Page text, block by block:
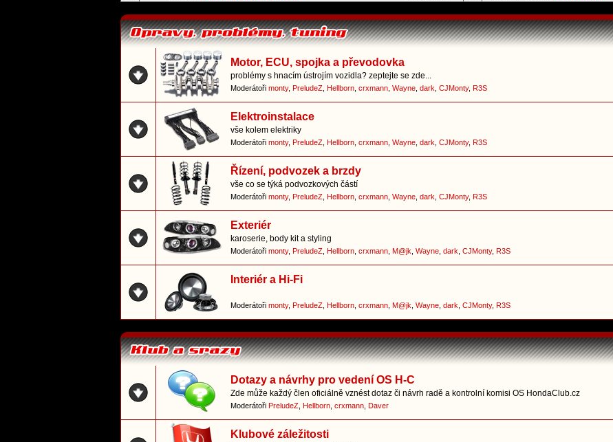
Motor, ECU, spojka a převodovka
problémy s hnacím ústrojím vozidla? zeptejte se zde...
Moderátoři monty, PreludeZ, Hellborn, crxmann, Wayne, dark CJMonty, R3S
Elektroinstalace
vše kolem elektriky
Moderátoři monty, PreludeZ, Hellborn, crxmann, Wayne, dark CJMonty, R3S
Řízení, podvozek a brzdy
vše co se týká podvozkových částí
Moderátoři monty, PreludeZ, Hellborn, crxmann, Wayne, dark CJMonty, R3S
Exteriér
karoserie, body kit a styling
Moderátoři monty, PreludeZ, Hellborn, crxmann, M@jk Wayne, dark CJMonty, R3S
Interiér a Hi-Fi
Moderátoři monty, PreludeZ, Hellborn, crxmann, M@jk Wayne, dark CJMonty, R3S
Dotazy a návrhy pro vedení OS H-C
Zde může každý člen oficiálně vznést dotaz či návrh radě a kontrolní komisi OS HondaClub.cz
Moderátoři PreludeZ, Hellborn, crxmann, Daver
Klubové záležitosti